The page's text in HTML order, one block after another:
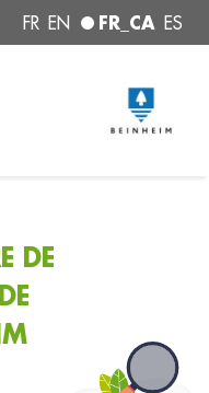
FR EN FR_CA ES
DE